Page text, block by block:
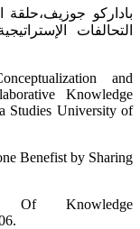
التحالفات
and
Knowledge
Studies University of
Benefist by Sharing
Of Knowledge